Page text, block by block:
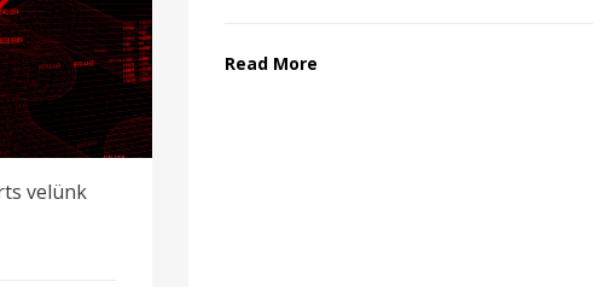
velünk
Read More